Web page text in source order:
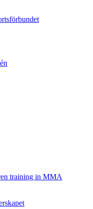
training in MMA